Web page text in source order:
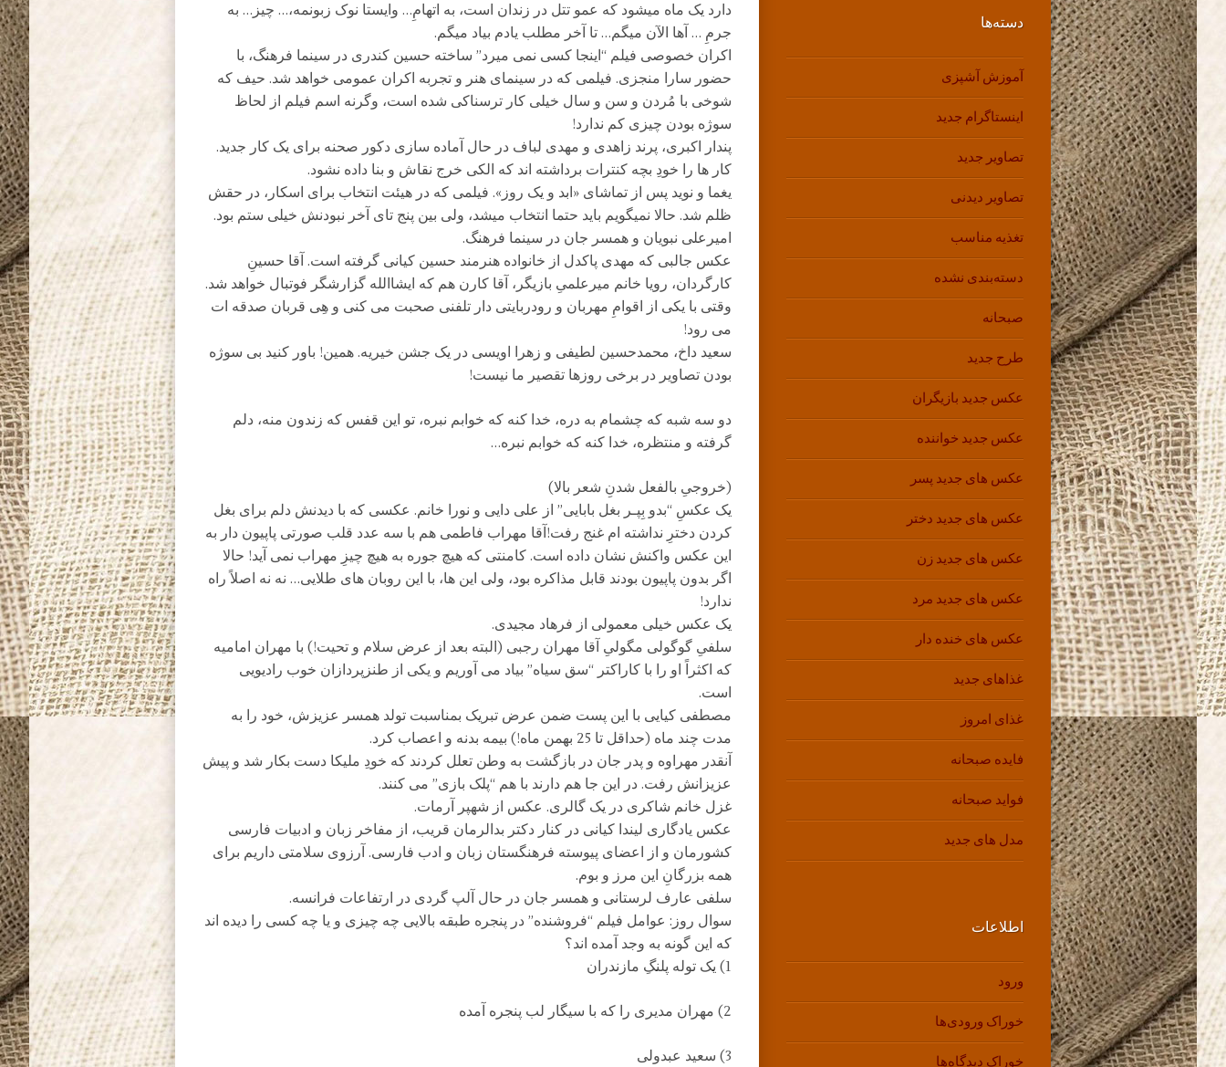
دارد یک ماه میشود که عمو تتل در زندان است، به اتهامِ… وایستا نوک زبونمه،… چیز… به
جرمِ … آها الآن میگم… تا آخر مطلب یادم بیاد میگم.
اکران خصوصی فیلم “اینجا کسی نمی میرد” ساخته حسین کندری در سینما فرهنگ، با
حضور سارا منجزی. فیلمی که در سینمای هنر و تجربه اکران عمومی خواهد شد. حیف که
شوخی با مُردن و سن و سال خیلی کار ترسناکی شده است، وگرنه اسم فیلم از لحاظ
سوژه بودن چیزی کم ندارد!
پندار اکبری، پرند زاهدی و مهدی لباف در حال آماده سازی دکور صحنه برای یک کار جدید.
کار ها را خودِ بچه کنترات برداشته اند که الکی خرج نقاش و بنا داده نشود.
یغما و نوید پس از تماشای «ابد و یک روز». فیلمی که در هیئت انتخاب برای اسکار، در حقش
ظلم شد. حالا نمیگویم باید حتما انتخاب میشد، ولی بین پنج تای آخر نبودنش خیلی ستم بود.
امیرعلی نبویان و همسر جان در سینما فرهنگ.
عکس جالبی که مهدی پاکدل از خانواده هنرمند حسین کیانی گرفته است. آقا حسینِ
کارگردان، رویا خانم میرعلمیِ بازیگر، آقا کارن هم که ایشاالله گزارشگر فوتبال خواهد شد.
وقتی با یکی از اقوامِ مهربان و رودربایتی دار تلفنی صحبت می کنی و هِی قربان صدقه ات
می رود!
سعید داخ، محمدحسین لطیفی و زهرا اویسی در یک جشن خیریه. همین! باور کنید بی سوژه
بودن تصاویر در برخی روزها تقصیر ما نیست!
دو سه شبه که چشمام به دره، خدا کنه که خوابم نبره، تو این قفس که زندون منه، دلم
گرفته و منتظره، خدا کنه که خوابم نبره…
(خروجیِ بالفعل شدنِ شعر بالا)
یک عکسِ “بدو بِپـر بغل بابایی” از علی دایی و نورا خانم. عکسی که با دیدنش دلم برای بغل
کردن دخترِ نداشته ام غنج رفت!آقا مهراب فاطمی هم با سه عدد قلب صورتی پاپیون دار به
این عکس واکنش نشان داده است. کامنتی که هیچ جوره به هیچ چیزِ مهراب نمی آید! حالا
اگر بدون پاپیون بودند قابل مذاکره بود، ولی این ها، با این روبان های طلایی… نه نه اصلاً راه
ندارد!
یک عکس خیلی معمولی از فرهاد مجیدی.
سلفیِ گوگولی مگولیِ آقا مهران رجبی (البته بعد از عرض سلام و تحیت!) با مهران امامیه
که اکثراً او را با کاراکتر “سق سیاه” بیاد می آوریم و یکی از طنزپردازان خوب رادیویی
است.
مصطفی کیایی با این پست ضمن عرض تبریک بمناسبت تولد همسر عزیزش، خود را به
مدت چند ماه (حداقل تا 25 بهمن ماه!) بیمه بدنه و اعصاب کرد.
آنقدر مهراوه و پدر جان در بازگشت به وطن تعلل کردند که خودِ ملیکا دست بکار شد و پیش
عزیزانش رفت. در این جا هم دارند با هم “پلک بازی” می کنند.
غزل خانم شاکری در یک گالری. عکس از شهپر آرمات.
عکس یادگاری لیندا کیانی در کنار دکتر بدالرمان قریب، از مفاخر زبان و ادبیات فارسی
کشورمان و از اعضای پیوسته فرهنگستان زبان و ادب فارسی. آرزوی سلامتی داریم برای
همه بزرگانِ این مرز و بوم.
سلفی عارف لرستانی و همسر جان در حال آلپ گردی در ارتفاعات فرانسه.
سوال روز: عوامل فیلم “فروشنده” در پنجره طبقه بالایی چه چیزی و یا چه کسی را دیده اند
که این گونه به وجد آمده اند؟
1) یک توله پلنگِ مازندران
2) مهران مدیری را که با سیگار لب پنجره آمده
3) سعید عبدولی
دسته‌ها
آموزش آشپزی
اینستاگرام جدید
تصاویر جدید
تصاویر دیدنی
تغذیه مناسب
دسته‌بندی نشده
صبحانه
طرح جدید
عکس جدید بازیگران
عکس جدید خواننده
عکس های جدید پسر
عکس های جدید دختر
عکس های جدید زن
عکس های جدید مرد
عکس های خنده دار
غذاهای جدید
غذای امروز
فایده صبحانه
فواید صبحانه
مدل های جدید
اطلاعات
ورود
خوراک ورودی‌ها
خوراک دیدگاه‌ها